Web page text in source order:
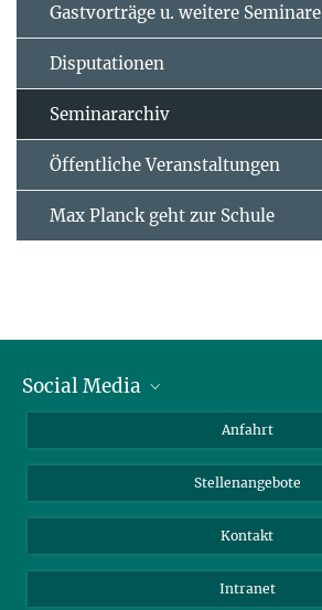
Gastvorträge u. weitere Seminare
Disputationen
Seminararchiv
Öffentliche Veranstaltungen
Max Planck geht zur Schule
Social Media
Anfahrt
Stellenangebote
Kontakt
Intranet